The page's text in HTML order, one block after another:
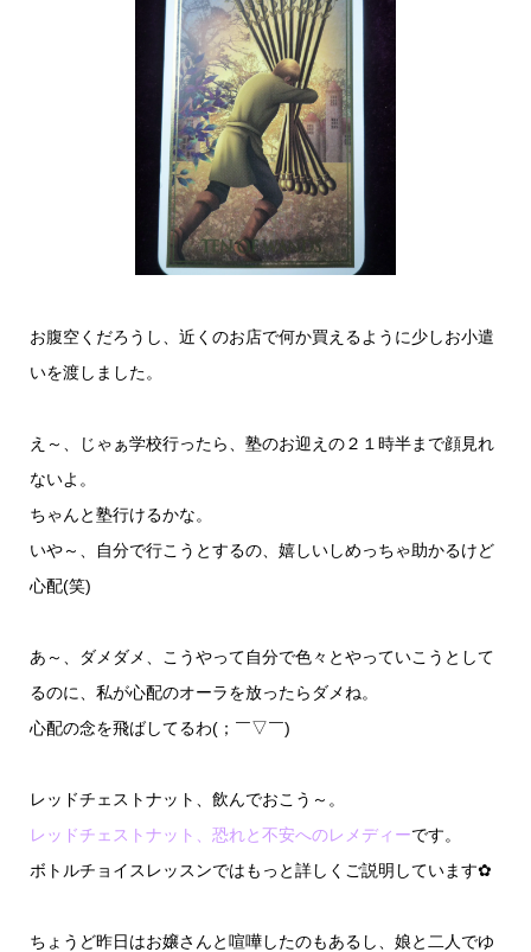
お腹空くだろうし、近くのお店で何か買えるように少しお小遣
いを渡しました。
え～、じゃぁ学校行ったら、塾のお迎えの２１時半まで顔見れ
ないよ。
ちゃんと塾行けるかな。
いや～、自分で行こうとするの、嬉しいしめっちゃ助かるけど
心配(笑)
あ～、ダメダメ、こうやって自分で色々とやっていこうとして
るのに、私が心配のオーラを放ったらダメね。
心配の念を飛ばしてるわ(；￣▽￣)
レッドチェストナット、飲んでおこう～。
レッドチェストナット、恐れと不安へのレメディーです。
ボトルチョイスレッスンではもっと詳しくご説明しています✿
ちょうど昨日はお嬢さんと喧嘩したのもあるし、娘と二人でゆ